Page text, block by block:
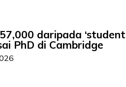
daripada ‘student
PhD di Cambridge